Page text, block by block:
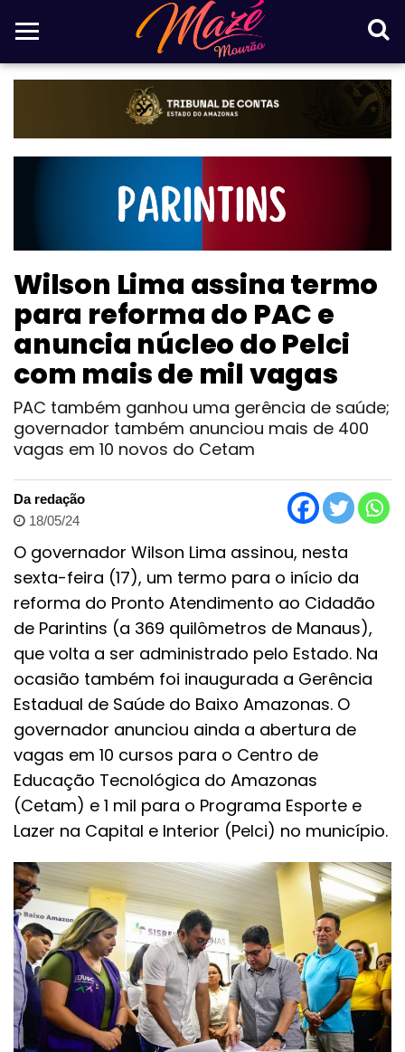
Wilson Lima assina termo
para reforma do PAC e
anuncia núcleo do Pelci
com mais de mil vagas
PAC também ganhou uma gerência de saúde;
governador também anunciou mais de 400
vagas em 10 novos do Cetam
Da redação
18/05/24
O governador Wilson Lima assinou, nesta
sexta-feira (17), um termo para o início da
reforma do Pronto Atendimento ao Cidadão
de Parintins (a 369 quilômetros de Manaus),
que volta a ser administrado pelo Estado. Na
ocasião também foi inaugurada a Gerência
Estadual de Saúde do Baixo Amazonas. O
governador anunciou ainda a abertura de
vagas em 10 cursos para o Centro de
Educação Tecnológica do Amazonas
(Cetam) e 1 mil para o Programa Esporte e
Lazer na Capital e Interior (Pelci) no município.